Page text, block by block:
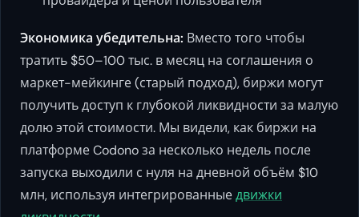
Экономика убедительна: Вместо того чтобы
тратить $50–100 тыс. в месяц на соглашения о
маркет-мейкинге (старый подход), биржи могут
получить доступ к глубокой ликвидности за малую
долю этой стоимости. Мы видели, как биржи на
платформе Codono за несколько недель после
запуска выходили с нуля на дневной объём $10
млн, используя интегрированныедвижки